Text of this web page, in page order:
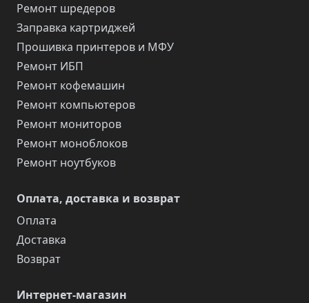
Ремонт шредеров
Заправка картриджей
Прошивка принтеров и МФУ
Ремонт ИБП
Ремонт кофемашин
Ремонт компьютеров
Ремонт мониторов
Ремонт моноблоков
Ремонт ноутбуков
Оплата, доставка и возврат
Оплата
Доставка
Возврат
Интернет-магазин